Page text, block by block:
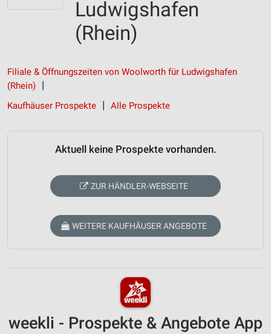
Ludwigshafen
(Rhein)
Filiale & Öffnungszeiten von Woolworth für Ludwigshafen
(Rhein)
Kaufhäuser Prospekte
Alle Prospekte
Aktuell keine Prospekte vorhanden.
ZUR HÄNDLER-WEBSEITE
WEITERE KAUFHÄUSER ANGEBOTE
weekli - Prospekte & Angebote App